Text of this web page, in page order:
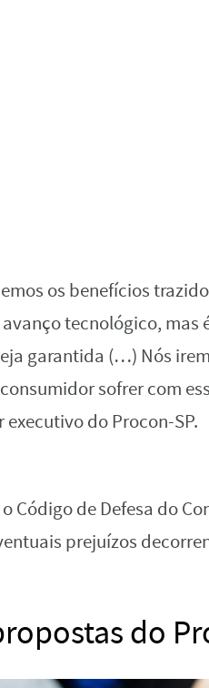
os benefícios
tecnológico, mas
garantida (…) Nós
sofrer com
executivo do Procon-SP.
Código de Defesa do
prejuízos
do